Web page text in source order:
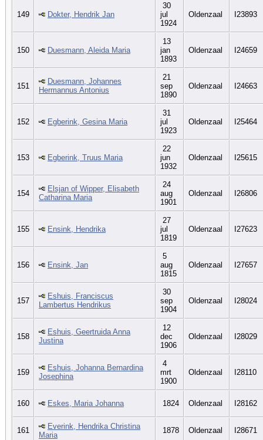
149 Dokter, Hendrik Jan
30
jul
1924
Oldenzaal I23893
150 Duesmann, Aleida Maria
13
jan
1893
Oldenzaal I24659
151
Duesmann, Johannes
Hermannus Antonius
21
sep
1890
Oldenzaal I24663
152 Egberink, Gesina Maria
31
jul
1923
Oldenzaal I25464
153 Egberink, Truus Maria
22
jun
1932
Oldenzaal I25615
154
Elsjan of Wipper, Elisabeth
Catharina Maria
24
aug
1901
Oldenzaal I26806
155 Ensink, Hendrika
27
jul
1819
Oldenzaal I27623
156 Ensink, Jan
5
aug
1815
Oldenzaal I27657
157
Eshuis, Franciscus
Lambertus Hendrikus
30
sep
1904
Oldenzaal I28024
158
Eshuis, Geertruida Anna
Justina
12
dec
1906
Oldenzaal I28029
159
Eshuis, Johanna Bernardina
Josephina
4
mrt
1900
Oldenzaal I28110
160 Eskes, Maria Johanna 1824 Oldenzaal I28162
161
Everink, Hendrika Christina
Maria
1878 Oldenzaal I28671